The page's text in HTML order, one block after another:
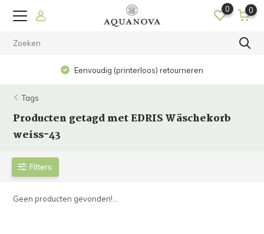
0 0
Eenvoudig (printerloos) retourneren
Tags
Producten getagd met EDRIS Wäschekorb
weiss-43
Filters
Geen producten gevonden!...